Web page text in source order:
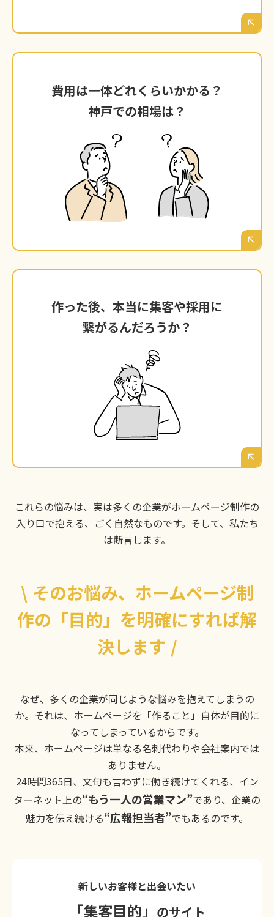
費用は一体どれくらいかかる？
神戸での相場は？
費用は一体どれくらいかかる？
神戸での相場は？
料金プランを見ても、金額の幅が広くて結局い
くらかかるのかが不透明。神戸での適正価格は
どれくらいなのか、できるだけコストは抑えた
いけれど、安かろう悪かろうでは困る…という
のが正直なところだと思います。
作った後、本当に集客や採用に
繋がるんだろうか？
作った後、本当に集客や採用に
繋がるんだろうか？
これが一番の不安かもしれません。時間とお金
をかけて作ったホームページが、ただの”Web
上のパンフレット”で終わってしまわないか。本
当にビジネスの成果として返ってくるのか、確
これらの悩みは、実は多くの企業がホームページ制作の
入り口で抱える、ごく自然なものです。そして、私たち
は断言します。
\ そのお悩み、ホームページ制
作の「目的」を明確にすれば解
決します /
なぜ、多くの企業が同じような悩みを抱えてしまうの
か。それは、ホームページを「作ること」自体が目的に
なってしまっているからです。
本来、ホームページは単なる名刺代わりや会社案内では
ありません。
24時間365日、文句も言わずに働き続けてくれる、イン
ターネット上の“もう一人の営業マン”であり、企業の
魅力を伝え続ける“広報担当者”でもあるのです。
新しいお客様と出会いたい
「集客目的」 のサイト